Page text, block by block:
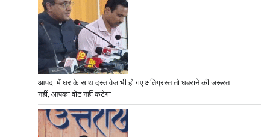
आपदा में घर के साथ दस्तावेज भी हो गए क्षतिग्रस्त तो घबराने की जरूरत
नहीं, आपका वोट नहीं कटेगा